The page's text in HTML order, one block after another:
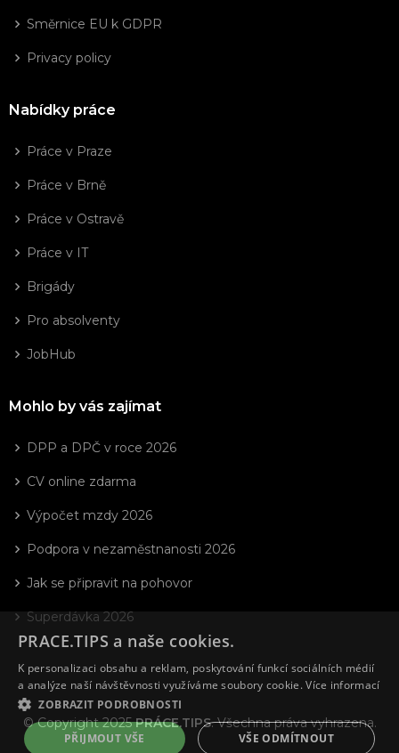
Směrnice EU k GDPR
Privacy policy
Nabídky práce
Práce v Praze
Práce v Brně
Práce v Ostravě
Práce v IT
Brigády
Pro absolventy
JobHub
Mohlo by vás zajímat
DPP a DPČ v roce 2026
CV online zdarma
Výpočet mzdy 2026
Podpora v nezaměstnanosti 2026
Jak se připravit na pohovor
Superdávka 2026
© Copyright 2025PRÁCE.TIPS. Všechna práva vyhrazena.
PRACE.TIPS a naše cookies.
K personalizaci obsahu a reklam, poskytování funkcí sociálních médií
a analýze naší návštěvnosti využíváme soubory cookie.Více informací
ZOBRAZIT PODROBNOSTI
PŘIJMOUT VŠE VŠE ODMÍTNOUT